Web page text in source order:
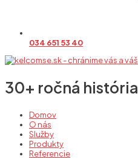
034 651 53 40
30+ ročná história
Domov
O nás
Služby
Produkty
Referencie